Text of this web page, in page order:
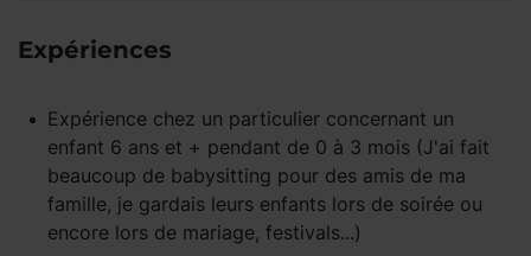
Expériences
Expérience chez un particulier concernant un
enfant 6 ans et + pendant de 0 à 3 mois (J'ai fait
beaucoup de babysitting pour des amis de ma
famille, je gardais leurs enfants lors de soirée ou
encore lors de mariage, festivals...)